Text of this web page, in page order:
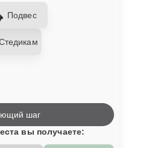
Подвес
шаг
вы получаете: